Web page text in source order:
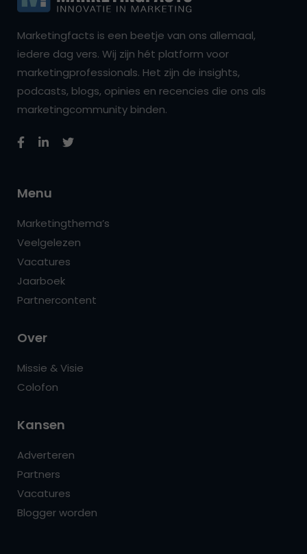
Marketingfacts is een beetje van ons allemaal,
iedere dag vers. Wij zijn hét platform voor
marketingprofessionals. Het zijn de insights,
podcasts, blogs, opinies en recencies die ons als
marketingcommunity binden.
Menu
Marketingthema’s
Veelgelezen
Vacatures
Jaarboek
Partnercontent
Over
Missie & Visie
Colofon
Kansen
Adverteren
Partners
Vacatures
Blogger worden